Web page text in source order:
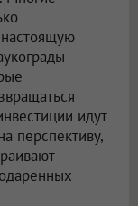
идут
перспективу,